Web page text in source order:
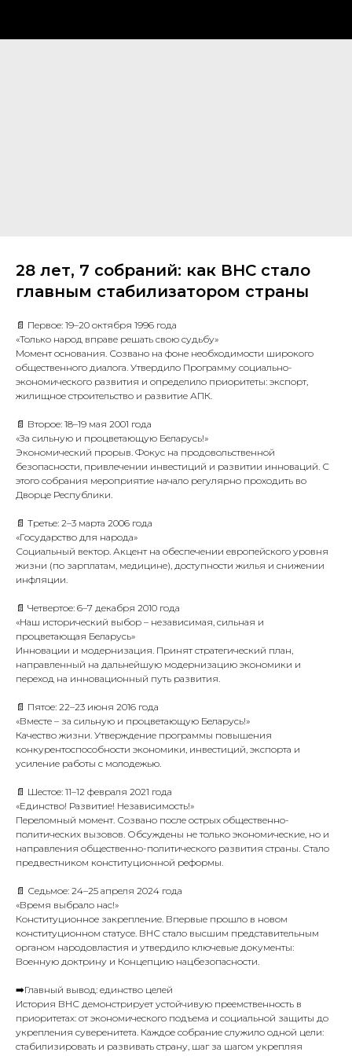
28 лет, 7 собраний: как ВНС стало
главным стабилизатором страны
📄 Первое: 19–20 октября 1996 года
«Только народ вправе решать свою судьбу»
Момент основания. Созвано на фоне необходимости широкого
общественного диалога. Утвердило Программу социально-
экономического развития и определило приоритеты: экспорт,
жилищное строительство и развитие АПК.
📄 Второе: 18–19 мая 2001 года
«За сильную и процветающую Беларусь!»
Экономический прорыв. Фокус на продовольственной
безопасности, привлечении инвестиций и развитии инноваций. С
этого собрания мероприятие начало регулярно проходить во
Дворце Республики.
📄 Третье: 2–3 марта 2006 года
«Государство для народа»
Социальный вектор. Акцент на обеспечении европейского уровня
жизни (по зарплатам, медицине), доступности жилья и снижении
инфляции.
📄 Четвертое: 6–7 декабря 2010 года
«Наш исторический выбор – независимая, сильная и
процветающая Беларусь»
Инновации и модернизация. Принят стратегический план,
направленный на дальнейшую модернизацию экономики и
переход на инновационный путь развития.
📄 Пятое: 22–23 июня 2016 года
«Вместе – за сильную и процветающую Беларусь!»
Качество жизни. Утверждение программы повышения
конкурентоспособности экономики, инвестиций, экспорта и
усиление работы с молодежью.
📄 Шестое: 11–12 февраля 2021 года
«Единство! Развитие! Независимость!»
Переломный момент. Созвано после острых общественно-
политических вызовов. Обсуждены не только экономические, но и
направления общественно-политического развития страны. Стало
предвестником конституционной реформы.
📄 Седьмое: 24–25 апреля 2024 года
«Время выбрало нас!»
Конституционное закрепление. Впервые прошло в новом
конституционном статусе. ВНС стало высшим представительным
органом народовластия и утвердило ключевые документы:
Военную доктрину и Концепцию нацбезопасности.
➡️Главный вывод: единство целей
История ВНС демонстрирует устойчивую преемственность в
приоритетах: от экономического подъема и социальной защиты до
укрепления суверенитета. Каждое собрание служило одной цели:
стабилизировать и развивать страну, шаг за шагом укрепляя